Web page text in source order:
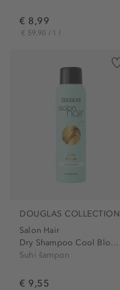
€ 8,99
€ 59,90 / 1 l
DOUGLAS COLLECTION
Salon Hair
Dry Shampoo Cool Blonde
Suhi šampon
€ 9,55